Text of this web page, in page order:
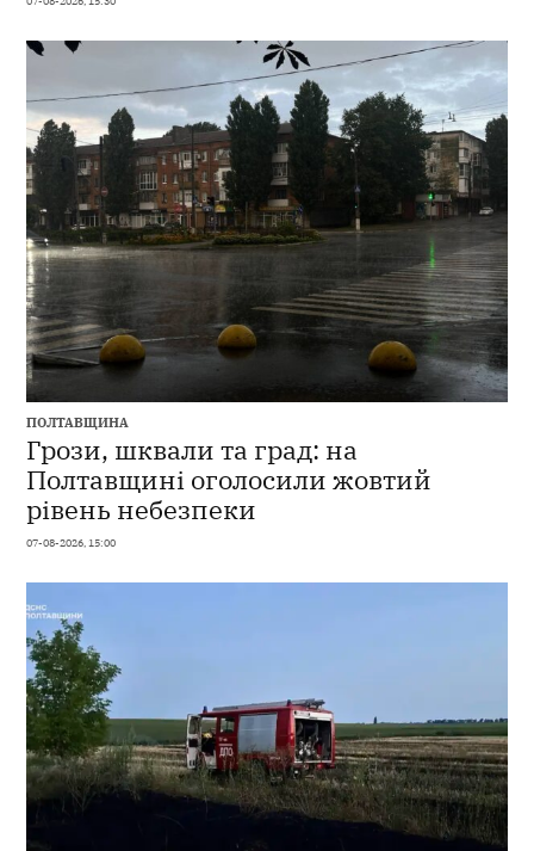
ПОЛТАВЩИНА
Грози, шквали та град: на
Полтавщині оголосили жовтий
рівень небезпеки
07-08-2026, 15:00